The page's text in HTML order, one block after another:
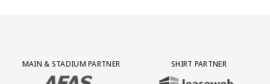
Partner Logos Grid
MAIN & STADIUM PARTNER
BEZOEK ONZE MAIN & STADIUM PARTNER AFAS SOFTWARE
SHIRT PARTNER
BEZOEK ONZE SHIRT PARTNER